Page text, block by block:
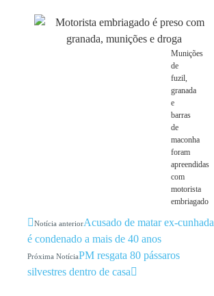
Munições
de
fuzil,
granada
e
barras
de
maconha
foram
apreendidas
com
motorista
embriagado
Notícia anteriorAcusado de matar ex-cunhada
é condenado a mais de 40 anos
Próxima NotíciaPM resgata 80 pássaros
silvestres dentro de casa